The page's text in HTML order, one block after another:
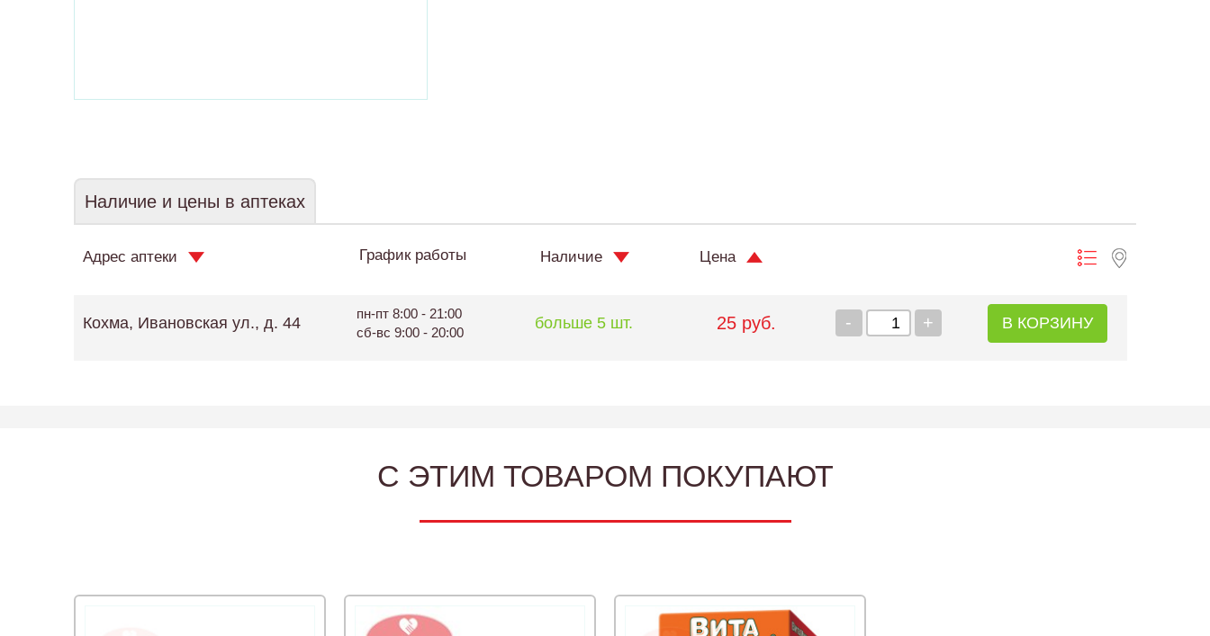
Наличие и цены в аптеках
Адрес аптеки График работы Наличие Цена
Кохма, Ивановская ул., д. 44
пн-пт 8:00 - 21:00
сб-вс 9:00 - 20:00
больше 5 шт. 25 руб. +
- В КОРЗИНУ
C ЭТИМ ТОВАРОМ ПОКУПАЮТ